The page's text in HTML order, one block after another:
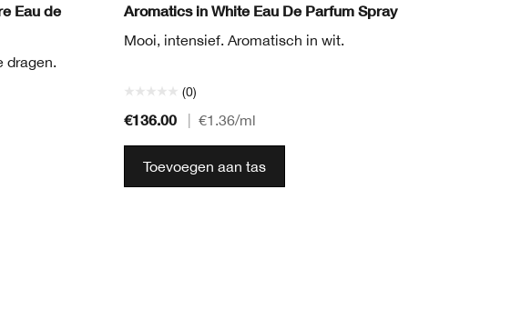
Eau de
dragen.
Aromatics in White Eau De Parfum Spray
Mooi, intensief. Aromatisch in wit.
(0)
€136.00 €1.36/ml
Toevoegen aan tas